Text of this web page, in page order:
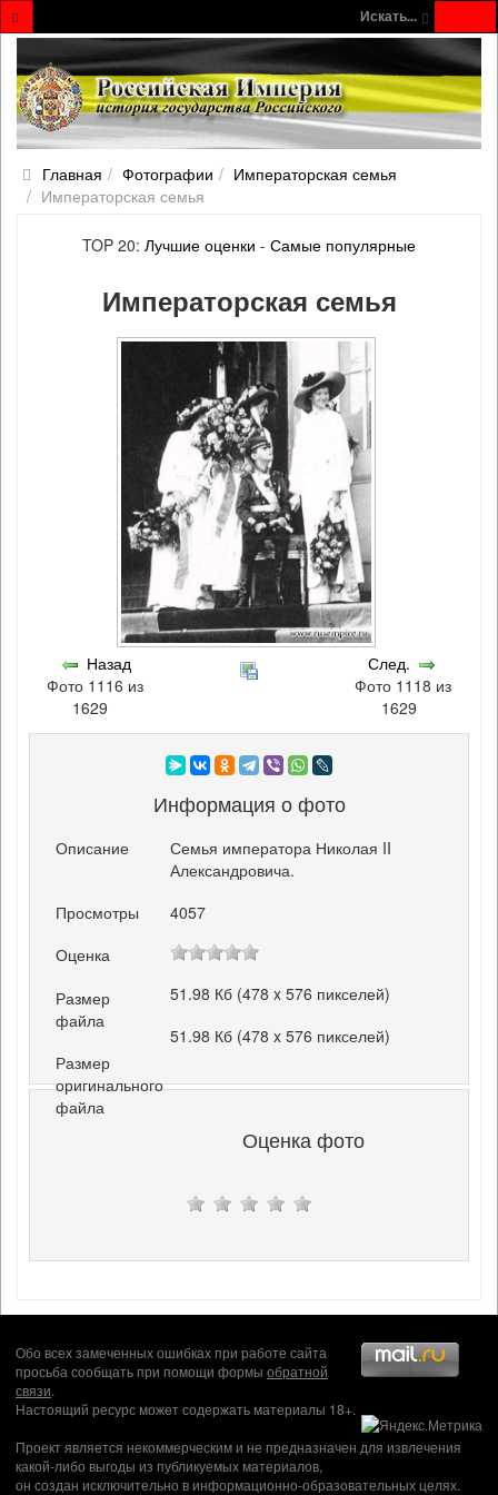
Искать...
Главная Фотографии
Императорская семья
Императорская семья
TOP 20: Лучшие оценки - Самые популярные
Императорская семья
Назад
Фото 1116 из
1629
След.
Фото 1118 из
1629
Информация о фото
Описание
Семья императора Николая II
Александровича.
Просмотры
4057
Оценка
Размер
файла
51.98 Кб (478 x 576 пикселей)
Размер
оригинального
файла
51.98 Кб (478 x 576 пикселей)
Оценка фото
Обо всех замеченных ошибках при работе сайта
просьба сообщать при помощи формы обратной
связи.
Настоящий ресурс может содержать материалы 18+.
Проект является некоммерческим и не предназначен для извлечения
какой-либо выгоды из публикуемых материалов,
он создан исключительно в информационно-образовательных целях.